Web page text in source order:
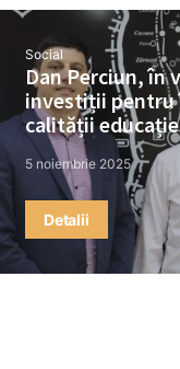
Social
Dan Perciun, în
investiții
calității
5 noiembrie 2025
Detalii